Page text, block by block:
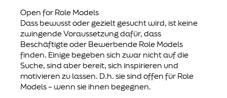
Open for Role Models
Dass bewusst oder gezielt gesucht wird, ist keine
zwingende Voraussetzung dafür, dass
Beschäftigte oder Bewerbende Role Models
finden. Einige begeben sich zwar nicht auf die
Suche, sind aber bereit, sich inspirieren und
motivieren zu lassen. D.h. sie sind offen für Role
Models – wenn sie ihnen begegnen.